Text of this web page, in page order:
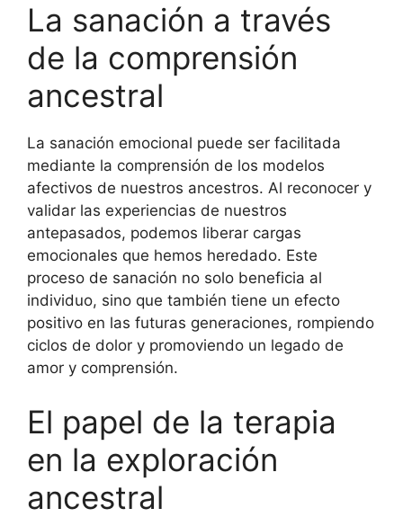
La sanación a través
de la comprensión
ancestral
La sanación emocional puede ser facilitada
mediante la comprensión de los modelos
afectivos de nuestros ancestros. Al reconocer y
validar las experiencias de nuestros
antepasados, podemos liberar cargas
emocionales que hemos heredado. Este
proceso de sanación no solo beneficia al
individuo, sino que también tiene un efecto
positivo en las futuras generaciones, rompiendo
ciclos de dolor y promoviendo un legado de
amor y comprensión.
El papel de la terapia
en la exploración
ancestral